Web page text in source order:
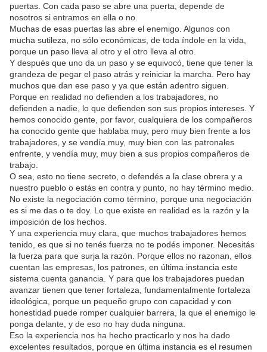
puertas. Con cada paso se abre una puerta, depende de
nosotros si entramos en ella o no.
Muchas de esas puertas las abre el enemigo. Algunos con
mucha sutileza, no sólo económicas, de toda índole en la vida,
porque un paso lleva al otro y el otro lleva al otro.
Y después que uno da un paso y se equivocó, tiene que tener la
grandeza de pegar el paso atrás y reiniciar la marcha. Pero hay
muchos que dan ese paso y ya que están adentro siguen.
Porque en realidad no defienden a los trabajadores, no
defienden a nadie, lo que defienden son sus propios intereses. Y
hemos conocido gente, por favor, cualquiera de los compañeros
ha conocido gente que hablaba muy, pero muy bien frente a los
trabajadores, y se vendía muy, muy bien con las patronales
enfrente, y vendía muy, muy bien a sus propios compañeros de
trabajo.
O sea, esto no tiene secreto, o defendés a la clase obrera y a
nuestro pueblo o estás en contra y punto, no hay término medio.
No existe la negociación como término, porque una negociación
es si me das o te doy. Lo que existe en realidad es la razón y la
imposición de los hechos.
Y una experiencia muy clara, que muchos trabajadores hemos
tenido, es que si no tenés fuerza no te podés imponer. Necesitás
la fuerza para que surja la razón. Porque ellos no razonan, ellos
cuentan las empresas, los patrones, en última instancia este
sistema cuenta ganancia. Y para que los trabajadores puedan
avanzar tienen que tener fortaleza, fundamentalmente fortaleza
ideológica, porque un pequeño grupo con capacidad y con
honestidad puede romper cualquier barrera, la que el enemigo le
ponga delante, y de eso no hay duda ninguna.
Eso la experiencia nos ha hecho practicarlo y nos ha dado
excelentes resultados, porque en última instancia es el resumen